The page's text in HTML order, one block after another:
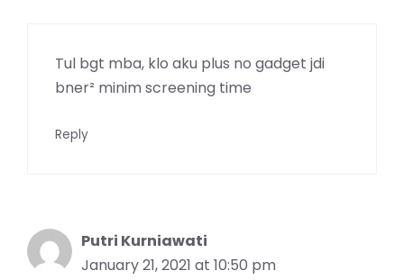
Tul bgt mba, klo aku plus no gadget jdi
bner² minim screening time
Reply
Putri Kurniawati
January 21, 2021 at 10:50 pm